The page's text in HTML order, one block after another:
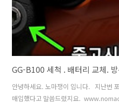
GG-B100 세척 . 배터리 교체.
안녕하세요. 노마쟁이 입니다. ​ ​ 지난번
매입했다고 말씀드렸지요.